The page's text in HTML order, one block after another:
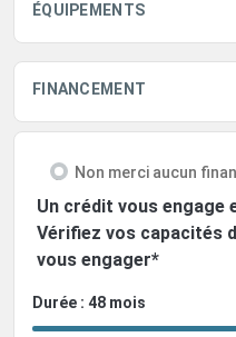
ÉQUIPEMENTS
FINANCEMENT
Non merci aucun
Un crédit vous
Vérifiez vos capacités
vous engager*
Durée : 48 mois